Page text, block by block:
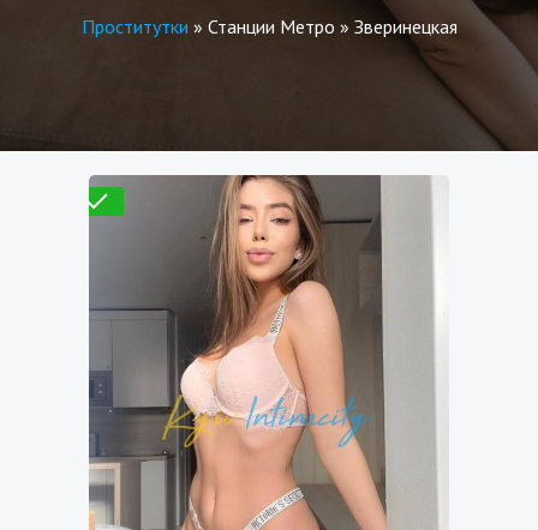
Проститутки » Станции Метро » Зверинецкая